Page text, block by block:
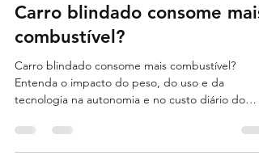
Marco Fornazari
1 de jul.
6 min de leitura
Carro blindado consome mais
combustível?
Entenda o impacto do peso, do uso e da
tecnologia na autonomia e no custo diário do